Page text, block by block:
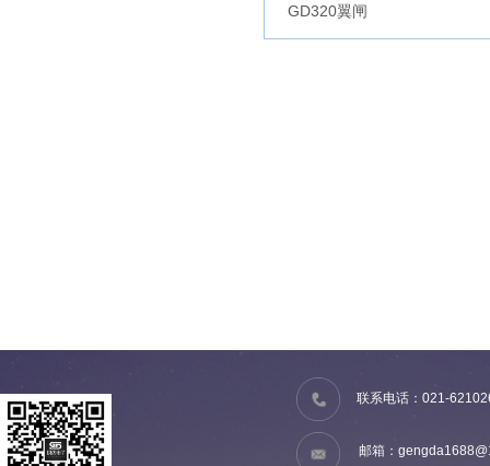
GD320翼闸
邮箱：
联系电话：021-